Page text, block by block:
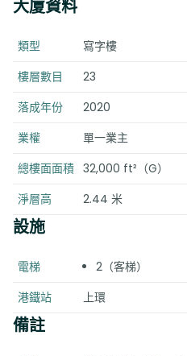
大廈資料
類型
寫字樓
樓層數目
23
落成年份
2020
業權
單一業主
總樓面面積 32,000 ft²（G）
淨層高
2.44 米
設施
電梯
2（客梯）
港鐵站
上環
備註